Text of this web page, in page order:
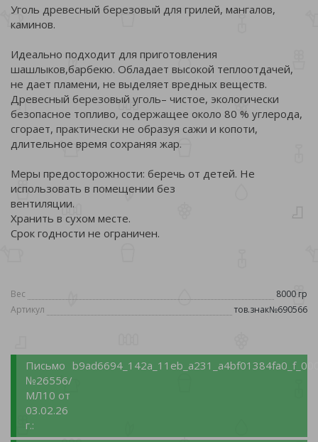
Уголь древесный березовый для грилей, мангалов,
каминов.
Идеально подходит для приготовления
шашлыков,барбекю. Обладает высокой теплоотдачей,
не дает пламени, не выделяет вредных веществ.
Древесный березовый уголь– чистое, экологически
безопасное топливо, содержащее около 80 % углерода,
сгорает, практически не образуя сажи и копоти,
длительное время сохраняя жар.
Меры предосторожности: беречь от детей. Не
использовать в помещении без
вентиляции.
Хранить в сухом месте.
Срок годности не ограничен.
Вес
8000 гр
Артикул
тов.знак№690566
Письмо
№26556/
МЛ10 от
03.02.26
г.: